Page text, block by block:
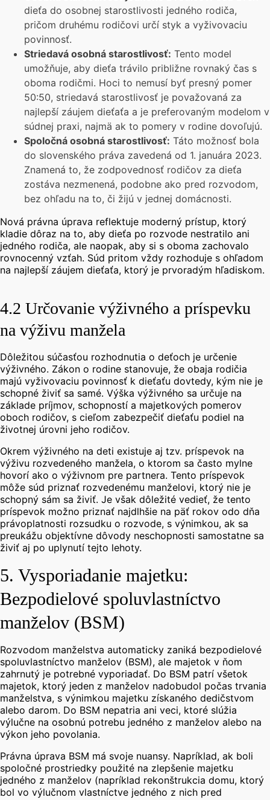
dieťa do osobnej starostlivosti jedného rodiča,
pričom druhému rodičovi určí styk a vyživovaciu
povinnosť.
Striedavá osobná starostlivosť: Tento model
umožňuje, aby dieťa trávilo približne rovnaký čas s
oboma rodičmi. Hoci to nemusí byť presný pomer
50:50, striedavá starostlivosť je považovaná za
najlepší záujem dieťaťa a je preferovaným modelom v
súdnej praxi, najmä ak to pomery v rodine dovoľujú.
Spoločná osobná starostlivosť: Táto možnosť bola
do slovenského práva zavedená od 1. januára 2023.
Znamená to, že zodpovednosť rodičov za dieťa
zostáva nezmenená, podobne ako pred rozvodom,
bez ohľadu na to, či žijú v jednej domácnosti.
Nová právna úprava reflektuje moderný prístup, ktorý
kladie dôraz na to, aby dieťa po rozvode nestratilo ani
jedného rodiča, ale naopak, aby si s oboma zachovalo
rovnocenný vzťah. Súd pritom vždy rozhoduje s ohľadom
na najlepší záujem dieťaťa, ktorý je prvoradým hľadiskom.
4.2 Určovanie výživného a príspevku
na výživu manžela
Dôležitou súčasťou rozhodnutia o deťoch je určenie
výživného. Zákon o rodine stanovuje, že obaja rodičia
majú vyživovaciu povinnosť k dieťaťu dovtedy, kým nie je
schopné živiť sa samé. Výška výživného sa určuje na
základe príjmov, schopností a majetkových pomerov
oboch rodičov, s cieľom zabezpečiť dieťaťu podiel na
životnej úrovni jeho rodičov.
Okrem výživného na deti existuje aj tzv. príspevok na
výživu rozvedeného manžela, o ktorom sa často mylne
hovorí ako o výživnom pre partnera. Tento príspevok
môže súd priznať rozvedenému manželovi, ktorý nie je
schopný sám sa živiť. Je však dôležité vedieť, že tento
príspevok možno priznať najdlhšie na päť rokov odo dňa
právoplatnosti rozsudku o rozvode, s výnimkou, ak sa
preukážu objektívne dôvody neschopnosti samostatne sa
živiť aj po uplynutí tejto lehoty.
5. Vysporiadanie majetku:
Bezpodielové spoluvlastníctvo
manželov (BSM)
Rozvodom manželstva automaticky zaniká bezpodielové
spoluvlastníctvo manželov (BSM), ale majetok v ňom
zahrnutý je potrebné vyporiadať. Do BSM patrí všetok
majetok, ktorý jeden z manželov nadobudol počas trvania
manželstva, s výnimkou majetku získaného dedičstvom
alebo darom. Do BSM nepatria ani veci, ktoré slúžia
výlučne na osobnú potrebu jedného z manželov alebo na
výkon jeho povolania.
Právna úprava BSM má svoje nuansy. Napríklad, ak boli
spoločné prostriedky použité na zlepšenie majetku
jedného z manželov (napríklad rekonštrukcia domu, ktorý
bol vo výlučnom vlastníctve jedného z nich pred